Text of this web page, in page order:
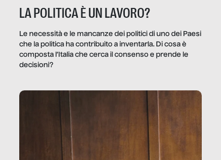
LA POLITICA È UN LAVORO?
Le necessità e le mancanze dei politici di uno dei Paesi
che la politica ha contribuito a inventarla. Di cosa è
composta l’Italia che cerca il consenso e prende le
decisioni?